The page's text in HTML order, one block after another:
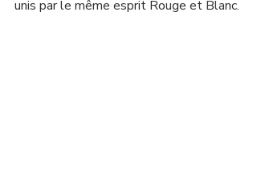
unis par le même esprit Rouge et Blanc.